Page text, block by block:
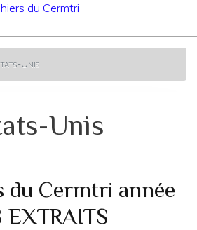
du Cermtri
Unis
Unis
du Cermtri année
EXTRAITS